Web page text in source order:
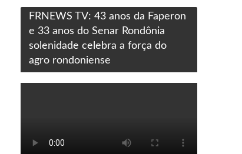
FRNEWS TV: 43 anos da Faperon
e 33 anos do Senar Rondônia
solenidade celebra a força do
agro rondoniense